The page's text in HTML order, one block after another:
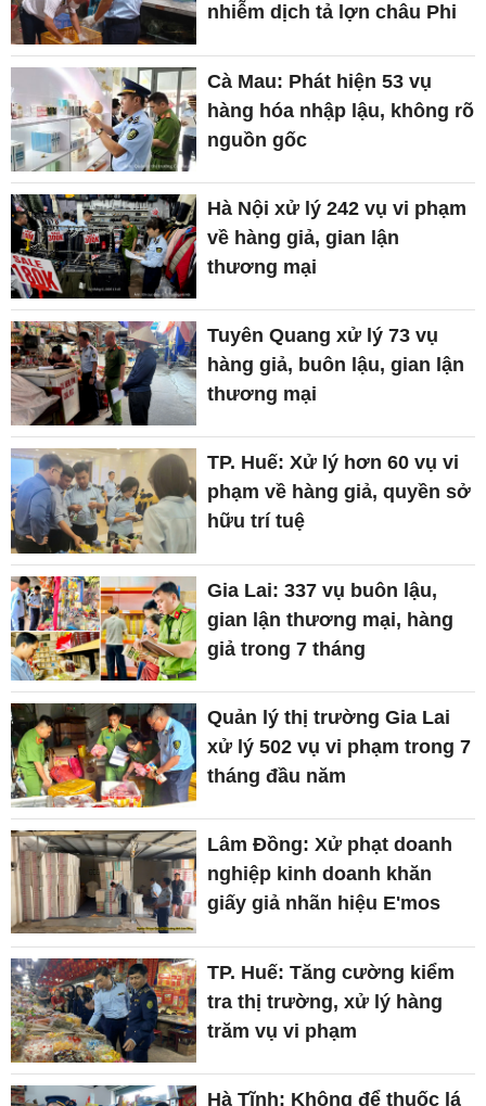
nhiễm dịch tả lợn châu Phi
Cà Mau: Phát hiện 53 vụ
hàng hóa nhập lậu, không rõ
nguồn gốc
Hà Nội xử lý 242 vụ vi phạm
về hàng giả, gian lận
thương mại
Tuyên Quang xử lý 73 vụ
hàng giả, buôn lậu, gian lận
thương mại
TP. Huế: Xử lý hơn 60 vụ vi
phạm về hàng giả, quyền sở
hữu trí tuệ
Gia Lai: 337 vụ buôn lậu,
gian lận thương mại, hàng
giả trong 7 tháng
Quản lý thị trường Gia Lai
xử lý 502 vụ vi phạm trong 7
tháng đầu năm
Lâm Đồng: Xử phạt doanh
nghiệp kinh doanh khăn
giấy giả nhãn hiệu E'mos
TP. Huế: Tăng cường kiểm
tra thị trường, xử lý hàng
trăm vụ vi phạm
Hà Tĩnh: Không để thuốc lá